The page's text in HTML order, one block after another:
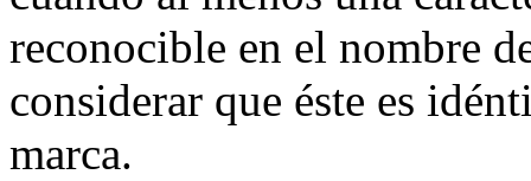
reconocible en el nombre
considerar que éste es
marca.